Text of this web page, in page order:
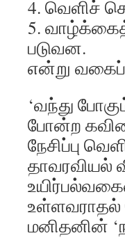
4. வெளிச்
5.
படுவன.
என்று
‘வந்து
போன்ற
நேசிப்பு
தாவரவியல்
உள்ளவராதல்
மனிதனின்